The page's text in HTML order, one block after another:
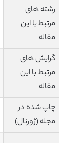
رشته های
مرتبط با این
مقاله
گرایش های
مرتبط با این
مقاله
چاپ شده در
مجله (ژورنال)